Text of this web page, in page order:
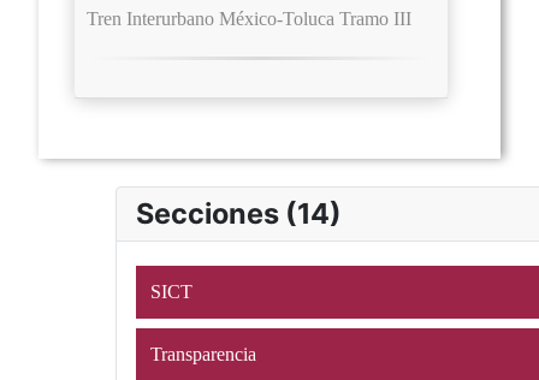
Tren Interurbano México-Toluca Tramo III
Secciones (14)
SICT
Transparencia